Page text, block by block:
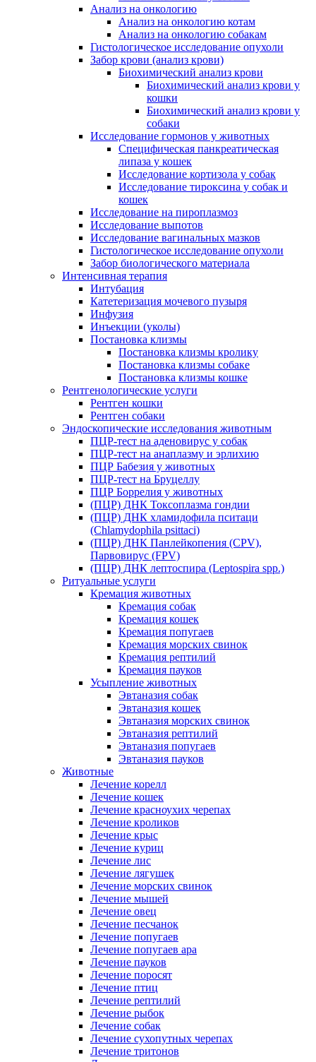
Анализ на онкологию
Анализ на онкологию котам
Анализ на онкологию собакам
Гистологическое исследование опухоли
Забор крови (анализ крови)
Биохимический анализ крови
Биохимический анализ крови у
кошки
Биохимический анализ крови у
собаки
Исследование гормонов у животных
Специфическая панкреатическая
липаза у кошек
Исследование кортизола у собак
Исследование тироксина у собак и
кошек
Исследование на пироплазмоз
Исследование выпотов
Исследование вагинальных мазков
Гистологическое исследование опухоли
Забор биологического материала
Интенсивная терапия
Интубация
Катетеризация мочевого пузыря
Инфузия
Инъекции (уколы)
Постановка клизмы
Постановка клизмы кролику
Постановка клизмы собаке
Постановка клизмы кошке
Рентгенологические услуги
Рентген кошки
Рентген собаки
Эндоскопические исследования животным
ПЦР-тест на аденовирус у собак
ПЦР-тест на анаплазму и эрлихию
ПЦР Бабезия у животных
ПЦР-тест на Бруцеллу
ПЦР Боррелия у животных
(ПЦР) ДНК Токсоплазма гондии
(ПЦР) ДНК хламидофила пситаци
(Chlamydophila psittaci)
(ПЦР) ДНК Панлейкопения (CPV),
Парвовирус (FPV)
(ПЦР) ДНК лептоспира (Leptospira spp.)
Ритуальные услуги
Кремация животных
Кремация собак
Кремация кошек
Кремация попугаев
Кремация морских свинок
Кремация рептилий
Кремация пауков
Усыпление животных
Эвтаназия собак
Эвтаназия кошек
Эвтаназия морских свинок
Эвтаназия рептилий
Эвтаназия попугаев
Эвтаназия пауков
Животные
Лечение корелл
Лечение кошек
Лечение красноухих черепах
Лечение кроликов
Лечение крыс
Лечение куриц
Лечение лис
Лечение лягушек
Лечение морских свинок
Лечение мышей
Лечение овец
Лечение песчанок
Лечение попугаев
Лечение попугаев ара
Лечение пауков
Лечение поросят
Лечение птиц
Лечение рептилий
Лечение рыбок
Лечение собак
Лечение сухопутных черепах
Лечение тритонов